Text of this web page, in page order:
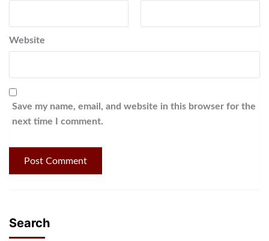
Website
Save my name, email, and website in this browser for the
next time I comment.
Search